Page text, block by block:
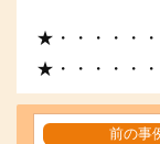
★・・・・・
★・・・・・
前の事